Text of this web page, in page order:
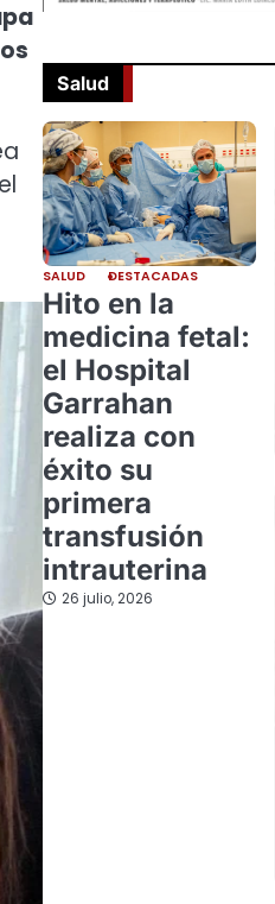
Salud
SALUD DESTACADAS
Hito en la
medicina fetal:
el Hospital
Garrahan
realiza con
éxito su
primera
transfusión
intrauterina
26 julio, 2026